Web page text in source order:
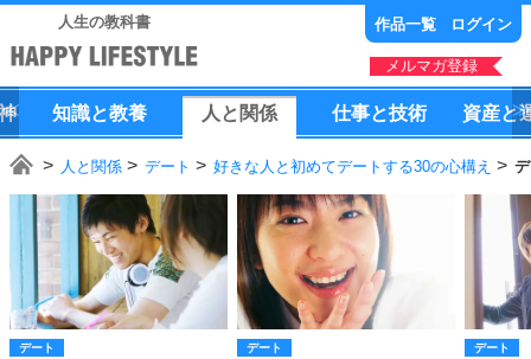
人生の教科書 作品一覧 ログイン
メルマガ登録
知識と教養 人 と 関係 仕事と技術 資産と
人と関係 デート 好きな人と初めてデートする30の心構え
デート デート デート